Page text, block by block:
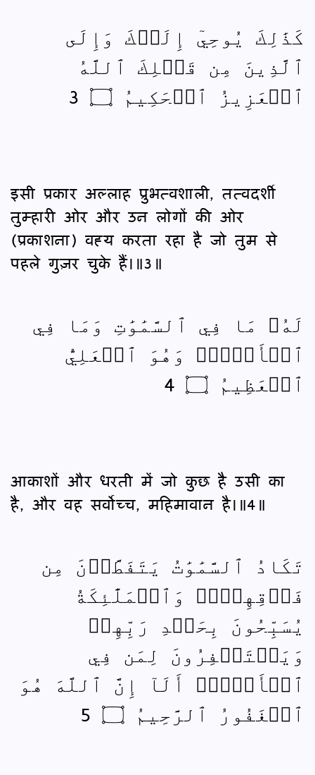
كَذَٰلِكَ يُوحِيٓ إِلَيۡكَ وَإِلَى
ٱلَّذِينَ مِن قَبۡلِكَ ٱللَّهُ
ٱلۡعَزِيزُ ٱلۡحَكِيمُ ۝ 3
इसी प्रकार अल्लाह प्रुभत्वशाली, तत्वदर्शी
तुम्हारी ओर और उन लोगों की ओर
(प्रकाशना) वह्‍य करता रहा है जो तुम से
पहले गुज़र चुके हैं।॥3॥
لَهُۥ مَا فِي ٱلسَّمَٰوَٰتِ وَمَا فِي
ٱلۡأَرۡضِۖ وَهُوَ ٱلۡعَلِيُّ
ٱلۡعَظِيمُ ۝ 4
आकाशों और धरती में जो कुछ है उसी का
है, और वह सर्वोच्‍च, महिमावान है।॥4॥
تَكَادُ ٱلسَّمَٰوَٰتُ يَتَفَطَّرۡنَ مِن
فَوۡقِهِنَّۚ وَٱلۡمَلَٰٓئِكَةُ
يُسَبِّحُونَ بِحَمۡدِ رَبِّهِمۡ
وَيَسۡتَغۡفِرُونَ لِمَن فِي
ٱلۡأَرۡضِۗ أَلَآ إِنَّ ٱللَّهَ هُوَ
ٱلۡغَفُورُ ٱلرَّحِيمُ ۝ 5